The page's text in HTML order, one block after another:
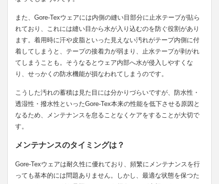
また、Gore-Texウェアには内側の縫い目部分に止水テープが貼ら
れており、これには縫い目から水が入り込むのを防ぐ役割があり
ます。着用時に汗や皮脂といった見えない汚れがテープ内側に付
着してしまうと、テープの接着力が弱まり、止水テープが剥がれ
てしまうことも。そうなるとウェア内部へ水が侵入しやすくな
り、せっかくの防水機能が損なわれてしまうのです。
こうした汚れの蓄積は見た目には分かりづらいですが、防水性・
透湿性・撥水性といったGore-Tex本来の性能を低下させる原因と
なるため、メンテナンスを怠ることなくケアをすることが大切で
す。
メンテナンスのタイミングは？
Gore-Texウェアは耐久性に優れており、頻繁にメンテナンスを行
っても基本的には問題ありません。しかし、最適な状態を保つた